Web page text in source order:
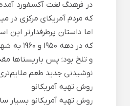
که مردم آمریکای مرکزی در میانه دهه ۱۹۵۰ به تمسخر درمورد قهوه ملایم مورد علاقه اهالی
اما داستان پرطرفدارتر این
که در
و تلخ بود؛ پس باریستاها
نوشیدنی‌ جدید طعم
روش تهیه آمریکانو
روش تهیه آمریکانو بسیار